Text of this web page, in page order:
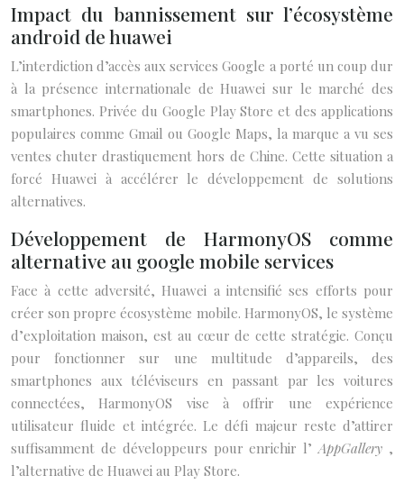
Impact du bannissement sur l’écosystème
android de huawei
L’interdiction d’accès aux services Google a porté un coup dur
à la présence internationale de Huawei sur le marché des
smartphones. Privée du Google Play Store et des applications
populaires comme Gmail ou Google Maps, la marque a vu ses
ventes chuter drastiquement hors de Chine. Cette situation a
forcé Huawei à accélérer le développement de solutions
alternatives.
Développement de HarmonyOS comme
alternative au google mobile services
Face à cette adversité, Huawei a intensifié ses efforts pour
créer son propre écosystème mobile. HarmonyOS, le système
d’exploitation maison, est au cœur de cette stratégie. Conçu
pour fonctionner sur une multitude d’appareils, des
smartphones aux téléviseurs en passant par les voitures
connectées, HarmonyOS vise à offrir une expérience
utilisateur fluide et intégrée. Le défi majeur reste d’attirer
suffisamment de développeurs pour enrichir l’AppGallery ,
l’alternative de Huawei au Play Store.